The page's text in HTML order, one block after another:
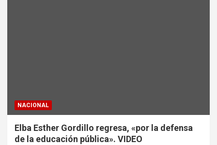
NACIONAL
Elba Esther Gordillo regresa, «por la defensa
de la educación pública». VIDEO